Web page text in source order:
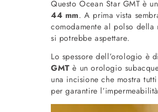
Questo Ocean Star GMT è
44 mm. A prima vista
comodamente al polso
si potrebbe aspettare.
Lo spessore dell’orologio è
GMT è un orologio
una incisione che mostra
per garantire